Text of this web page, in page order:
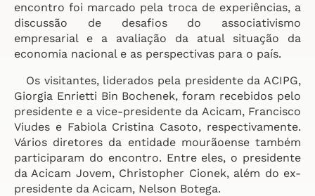
encontro foi marcado pela troca de experiências, a
discussão de desafios do associativismo
empresarial e a avaliação da atual situação da
economia nacional e as perspectivas para o país.
Os visitantes, liderados pela presidente da ACIPG,
Giorgia Enrietti Bin Bochenek, foram recebidos pelo
presidente e a vice-presidente da Acicam, Francisco
Viudes e Fabiola Cristina Casoto, respectivamente.
Vários diretores da entidade mourãoense também
participaram do encontro. Entre eles, o presidente
da Acicam Jovem, Christopher Cionek, além do ex-
presidente da Acicam, Nelson Botega.